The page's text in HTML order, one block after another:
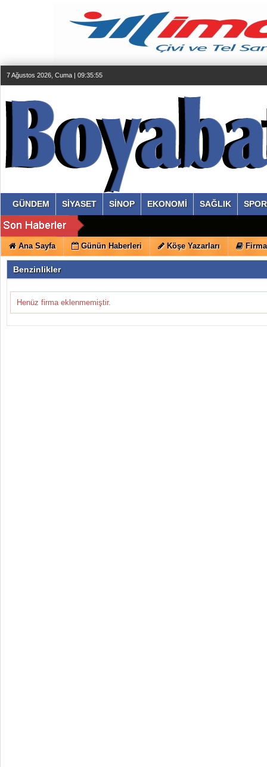
7 Ağustos 2026, Cuma | 09:35:56
GÜNDEM SİYASET SİNOP EKONOMİ SAĞLIK SPOR
Ana Sayfa Günün Haberleri Köşe Yazarları
Benzinlikler
Henüz firma eklenmemiştir.